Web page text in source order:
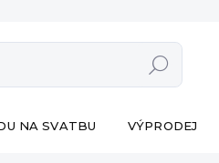
Hledat
NA SVATBU VÝPRODEJ